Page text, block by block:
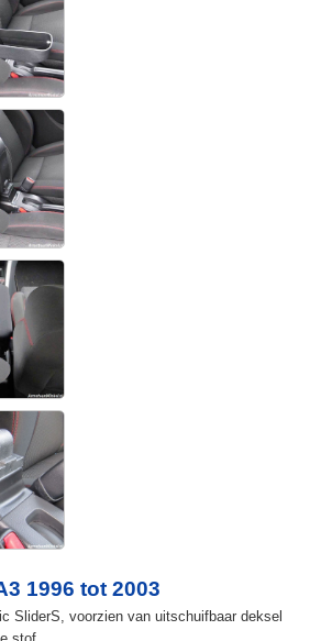
1996 tot 2003
SliderS, voorzien van uitschuifbaar deksel